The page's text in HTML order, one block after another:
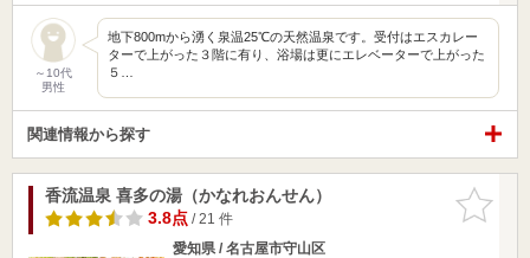
～10代
男性
地下800mから湧く泉温25℃の天然温泉です。受付はエスカレー
ターで上がった３階に有り、浴場は更にエレベーターで上がった
５…
関連情報から探す
お気に入
りに追加
香流温泉 喜多の湯（かなれおんせん）
3.8点/ 21 件
愛知県 / 名古屋市守山区